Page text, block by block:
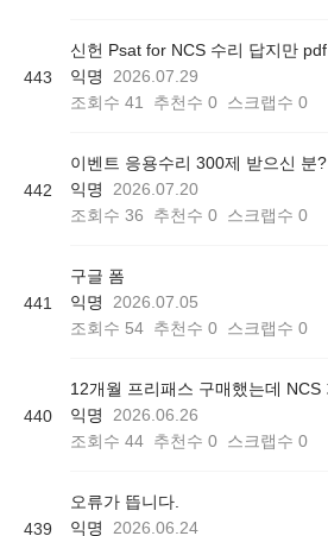
443
익명
2026.07.29
조회수 41 추천수 0 스크랩수 0
442
이벤트 응용수리 300제 받으신 분?
익명
2026.07.20
조회수 36 추천수 0 스크랩수 0
441
구글 폼
익명
2026.07.05
조회수 54 추천수 0 스크랩수 0
440
익명
2026.06.26
조회수 44 추천수 0 스크랩수 0
439
오류가 뜹니다.
익명
2026.06.24